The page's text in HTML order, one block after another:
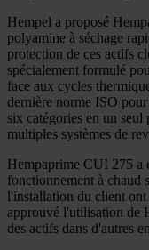
Hempel a proposé
polyamine à séchage
protection de ces actifs
spécialement formulé
face aux cycles
dernière norme ISO
six catégories en un
multiples systèmes de
Hempaprime CUI 275 a
fonctionnement à chaud
l'installation du client ont
approuvé l'utilisation de
des actifs dans d'autres